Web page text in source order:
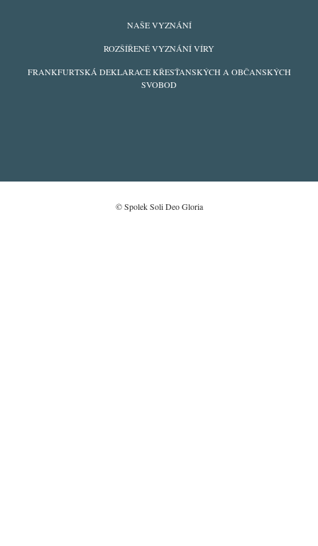
NAŠE VYZNÁNÍ
ROZŠÍŘENÉ VYZNÁNÍ VÍRY
FRANKFURTSKÁ DEKLARACE KŘESŤANSKÝCH A OBČANSKÝCH
SVOBOD
© Spolek Soli Deo Gloria